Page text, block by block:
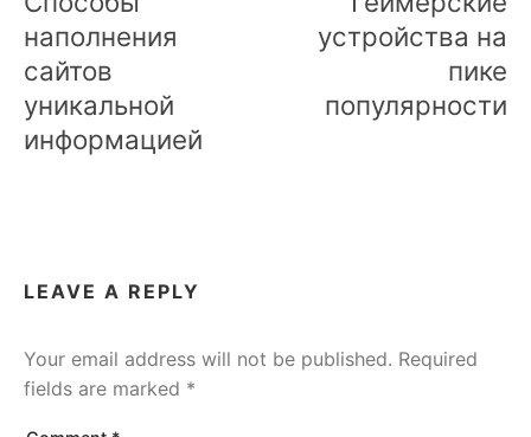
наполнения
сайтов
уникальной
информацией
устройства на
пике
популярности
LEAVE A REPLY
Your email address will not be published. Required
fields are marked *